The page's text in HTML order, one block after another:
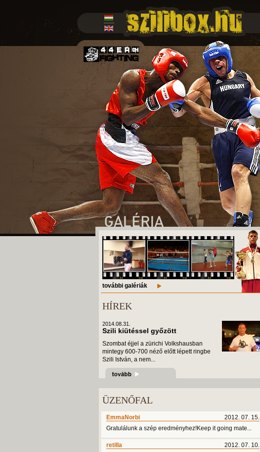
további galériák
HÍREK
2014.08.31.
Szili kiütéssel győzött
Szombat éjjel a zürichi Volkshausban
mintegy 600-700 néző előtt lépett ringbe
Szili István, a nem...
ÜZENŐFAL
2012. 07. 15.
EmmaNorbi
Gratulálunk a szép eredményhez!Keep it going mate...
2012. 07. 10.
retilla